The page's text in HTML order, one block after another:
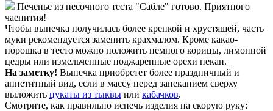
Печенье из песочного теста "Сабле" готово. Приятного
чаепития!
Чтобы выпечка получилась более крепкой и хрустящей, часть
муки рекомендуется заменить крахмалом. Кроме какао-
порошка в тесто можно положить немного корицы, лимонной
цедры или измельченные поджаренные орехи пекан.
На заметку! Выпечка приобретет более праздничный и
аппетитный вид, если в массу перед запеканием сверху
выложить цукаты из тыквы или кабачков.
Смотрите, как правильно испечь изделия на скорую руку: